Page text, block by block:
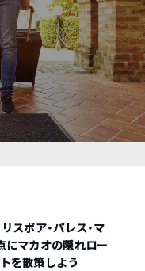
リスボア・パレス・マ
にマカオの隠れロー
を散策しよう